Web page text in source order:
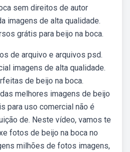
sem direitos de autor
imagens de alta qualidade.
grátis para beijo na boca.
de arquivo e arquivos psd.
imagens de alta qualidade.
de beijo na boca.
melhores imagens de beijo
para uso comercial não é
de. Neste vídeo, vamos te
fotos de beijo na boca no
milhões de fotos imagens,